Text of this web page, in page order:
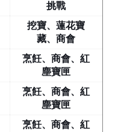
挑戰
挖寶、蓮花寶
藏、商會
烹飪、商會、紅
塵寶匣
烹飪、商會、紅
塵寶匣
烹飪、商會、紅